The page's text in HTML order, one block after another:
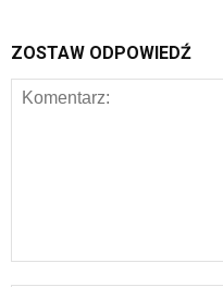
ZOSTAW ODPOWIEDŹ